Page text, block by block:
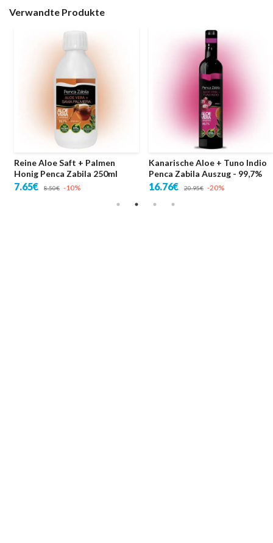
Verwandte Produkte
Reine Aloe Saft + Palmen
Honig Penca Zabila 250ml
7.65€ 8.50€ -10%
Kanarische Aloe + Tuno Indio
Penca Zabila Auszug - 99,7%
16.76€ 20.95€ -20%